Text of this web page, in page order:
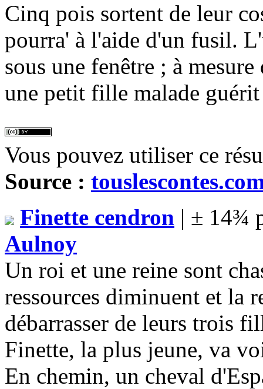
Cinq pois sortent de leur
pourra' à l'aide d'un fusil.
sous une fenêtre ; à
une petit fille malade guérit
Vous pouvez utiliser ce
Source :
Finette cendron | ± 14¾
Aulnoy
Un roi et une reine sont
ressources diminuent et la
débarrasser de leurs trois
Finette, la plus jeune, va
En chemin, un cheval